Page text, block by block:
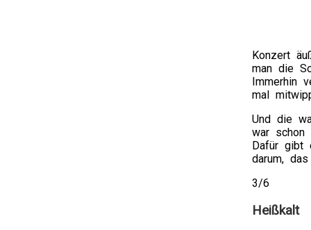
Konzert
man die
Immerhin
mal
Und die
war schon
Dafür gibt
darum,
3/6
Heißkalt